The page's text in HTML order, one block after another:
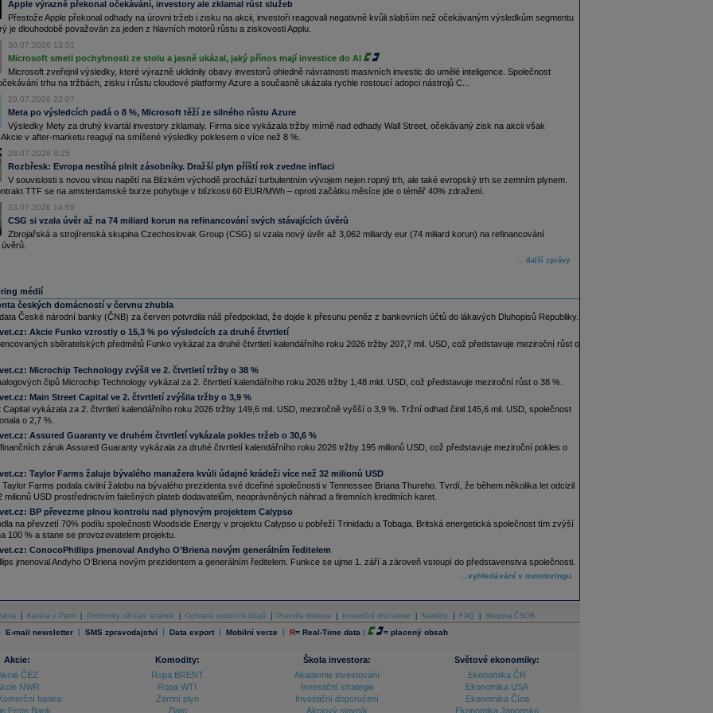
vykázal za 1Q zisk EBIT ve výši 1,76 mld.EURpři konsenzu 1,74 mld.EUR
na dnešní valné hromadě energetické společnostiČEZje vyšší než loni. Při zahájení v
bylo v Kongresovém centru Praha přítomno 480 akcionářů, kteří zastupovali 75,22
akcií v celkové hodnotě přes 40 miliard
korun, řekl generální ředitel ČEZ
Daniel
Valná hromada je tak usnášeníschopná. Loni na valnou hromadu v libeňské hale O2
v Praze dorazilo 287 akcionářů
dojde ke spojení dvou předních hráčů v závodě o pohon AI datových center. Nextera
koupí Dominion Energy. Společně firmy vytvoří největší regulovanou elektrickou
na světě. Akcionáři NextEra budou vlastnit 74,5 % nové společnosti, zatímco
Dominionu budou vlastnit 25,5 %
Inbev -Morg......
Techno ......
. ČRo dostane od státu 2,07 miliardy
Busch ...
Street před rozhodnutím Fedu o sazbách oslabuje. S&P 500: -0,71 %,
Dow Jones : -0,93 %. (Bloomberg)
společnostBaiduhlásí za 4Q tržby 32,74 mld. juanů, čekalo se 32,66 mld.
Pojišťovna se sídlem v Pardubicích loni předepsala pojistné téměř 19 miliard
se ziskem 2,9 miliardykoruna dosáhla tržního podílu 9,5 procenta. Klíčové
jsou rekordní, uvedla společnost v tiskové zprávě. Předloni firma vykázala zisk 2,65
svými výsledky za 4Q mírně překonal odhady Wall Street, když vykázal upravený
na akcii ve výši 0,74USDpři očekávání 0,73USD. Tržby vzrostly o 5,6 % na 190,7 mld.
, což víceméně odpovídá předpovědím Wall Street 190,6 mld. USD
Inbev - Morg......
akciové indexy uzavřely dnešní den následovně: S&P 500: -0,53 %,NASDAQ100:
-J......
Číny se Severní Koreou se v loňském roce zvýšil o 25 procent na zhruba 2,74
(57,4 miliardy Kč). Vrátil se tak na úroveň z doby před uzavřením hranic
dle zdrojů Reuters zvýší limit pro zahraniční investice do licencovaných
obranných firem ze současných 49 % nově na 74 %
Apple výrazně překonal očekávání, investory ale zklamal růst služeb
Přestože Apple překonal odhady na úrovni tržeb i zisku na akcii, investoři reagovali negativně kvůli slabším než očekávaným výsledkům segmentu
je dlouhodobě považován za jeden z hlavních motorů růstu a ziskovosti Applu.
30.07.2026 13:01
Microsoft smetl pochybnosti ze stolu a jasně ukázal, jaký přínos mají investice do AI
Microsoft zveřejnil výsledky, které výrazně uklidnily obavy investorů ohledně návratnosti masivních investic do umělé inteligence. Společnost
trhu na tržbách, zisku i růstu cloudové platformy Azure a současně ukázala rychle rostoucí adopci nástrojů C...
29.07.2026 23:07
Meta po výsledcích padá o 8 %, Microsoft těží ze silného růstu Azure
Výsledky Mety za druhý kvartál investory zklamaly. Firma sice vykázala tržby mírně nad odhady Wall Street, očekávaný zisk na akcii však
Akcie v after-marketu reagují na smíšené výsledky poklesem o více než 8 %.
28.07.2026 9:25
Rozbřesk: Evropa nestíhá plnit zásobníky. Dražší plyn příští rok zvedne inflaci
V souvislosti s novou vlnou napětí na Blízkém východě prochází turbulentním vývojem nejen ropný trh, ale také evropský trh se zemním plynem.
TTF se na amsterdamské burze pohybuje v blízkosti 60 EUR/MWh – oproti začátku měsíce jde o téměř 40% zdražení.
23.07.2026 14:59
CSG si vzala úvěr až na 74 miliard korun na refinancování svých stávajících úvěrů
Zbrojařská a strojírenská skupina Czechoslovak Group (CSG) si vzala nový úvěr až 3,062 miliardy eur (74 miliard korun) na refinancování
… další zprávy
médií
českých domácností v červnu zhubla
České národní banky (ČNB) za červen potvrdila náš předpoklad, že dojde k přesunu peněz z bankovních účtů do lákavých Dluhopisů Republiky.
Akcie Funko vzrostly o 15,3 % po výsledcích za druhé čtvrtletí
sběratelských předmětů Funko vykázal za druhé čtvrtletí kalendářního roku 2026 tržby 207,7 mil. USD, což představuje meziroční růst o
Microchip Technology zvýšil ve 2. čtvrtletí tržby o 38 %
čipů Microchip Technology vykázal za 2. čtvrtletí kalendářního roku 2026 tržby 1,48 mld. USD, což představuje meziroční růst o 38 %.
Main Street Capital ve 2. čtvrtletí zvýšila tržby o 3,9 %
Capital vykázala za 2. čtvrtletí kalendářního roku 2026 tržby 149,6 mil. USD, meziročně vyšší o 3,9 %. Tržní odhad činil 145,6 mil. USD, společnost
o 2,7 %.
Assured Guaranty ve druhém čtvrtletí vykázala pokles tržeb o 30,6 %
záruk Assured Guaranty vykázala za druhé čtvrtletí kalendářního roku 2026 tržby 195 milionů USD, což představuje meziroční pokles o
Taylor Farms žaluje bývalého manažera kvůli údajné krádeži více než 32 milionů USD
Taylor Farms podala civilní žalobu na bývalého prezidenta své dceřiné společnosti v Tennessee Briana Thureho. Tvrdí, že během několika let odcizil
milionů USD prostřednictvím falešných plateb dodavatelům, neoprávněných náhrad a firemních kreditních karet.
BP převezme plnou kontrolu nad plynovým projektem Calypso
na převzetí 70% podílu společnosti Woodside Energy v projektu Calypso u pobřeží Trinidadu a Tobaga. Britská energetická společnost tím zvýší
100 % a stane se provozovatelem projektu.
ConocoPhillips jmenoval Andyho O’Briena novým generálním ředitelem
jmenoval Andyho O’Briena novým prezidentem a generálním ředitelem. Funkce se ujme 1. září a zároveň vstoupí do představenstva společnosti.
...vyhledávání v monitoringu
Kariéra v Patrii Podmínky užívání stránek Ochrana osobních údajů Pravidla diskuse Investiční disclaimer Náměty FAQ Skupina ČSOB
E-mail newsletter | SMS zpravodajství | Data export | Mobilní verze | R= Real-Time data | = placený obsah
Akcie:
ČEZ
NWR
banka
Erste Bank
Komodity:
Ropa BRENT
Ropa WTI
Zemní plyn
Zlato
Škola investora:
Akademie investování
Investiční strategie
Investiční doporučení
Akciový slovník
Světové ekonomiky:
Ekonomika ČR
Ekonomika USA
Ekonomika Čína
Ekonomika Japonsko